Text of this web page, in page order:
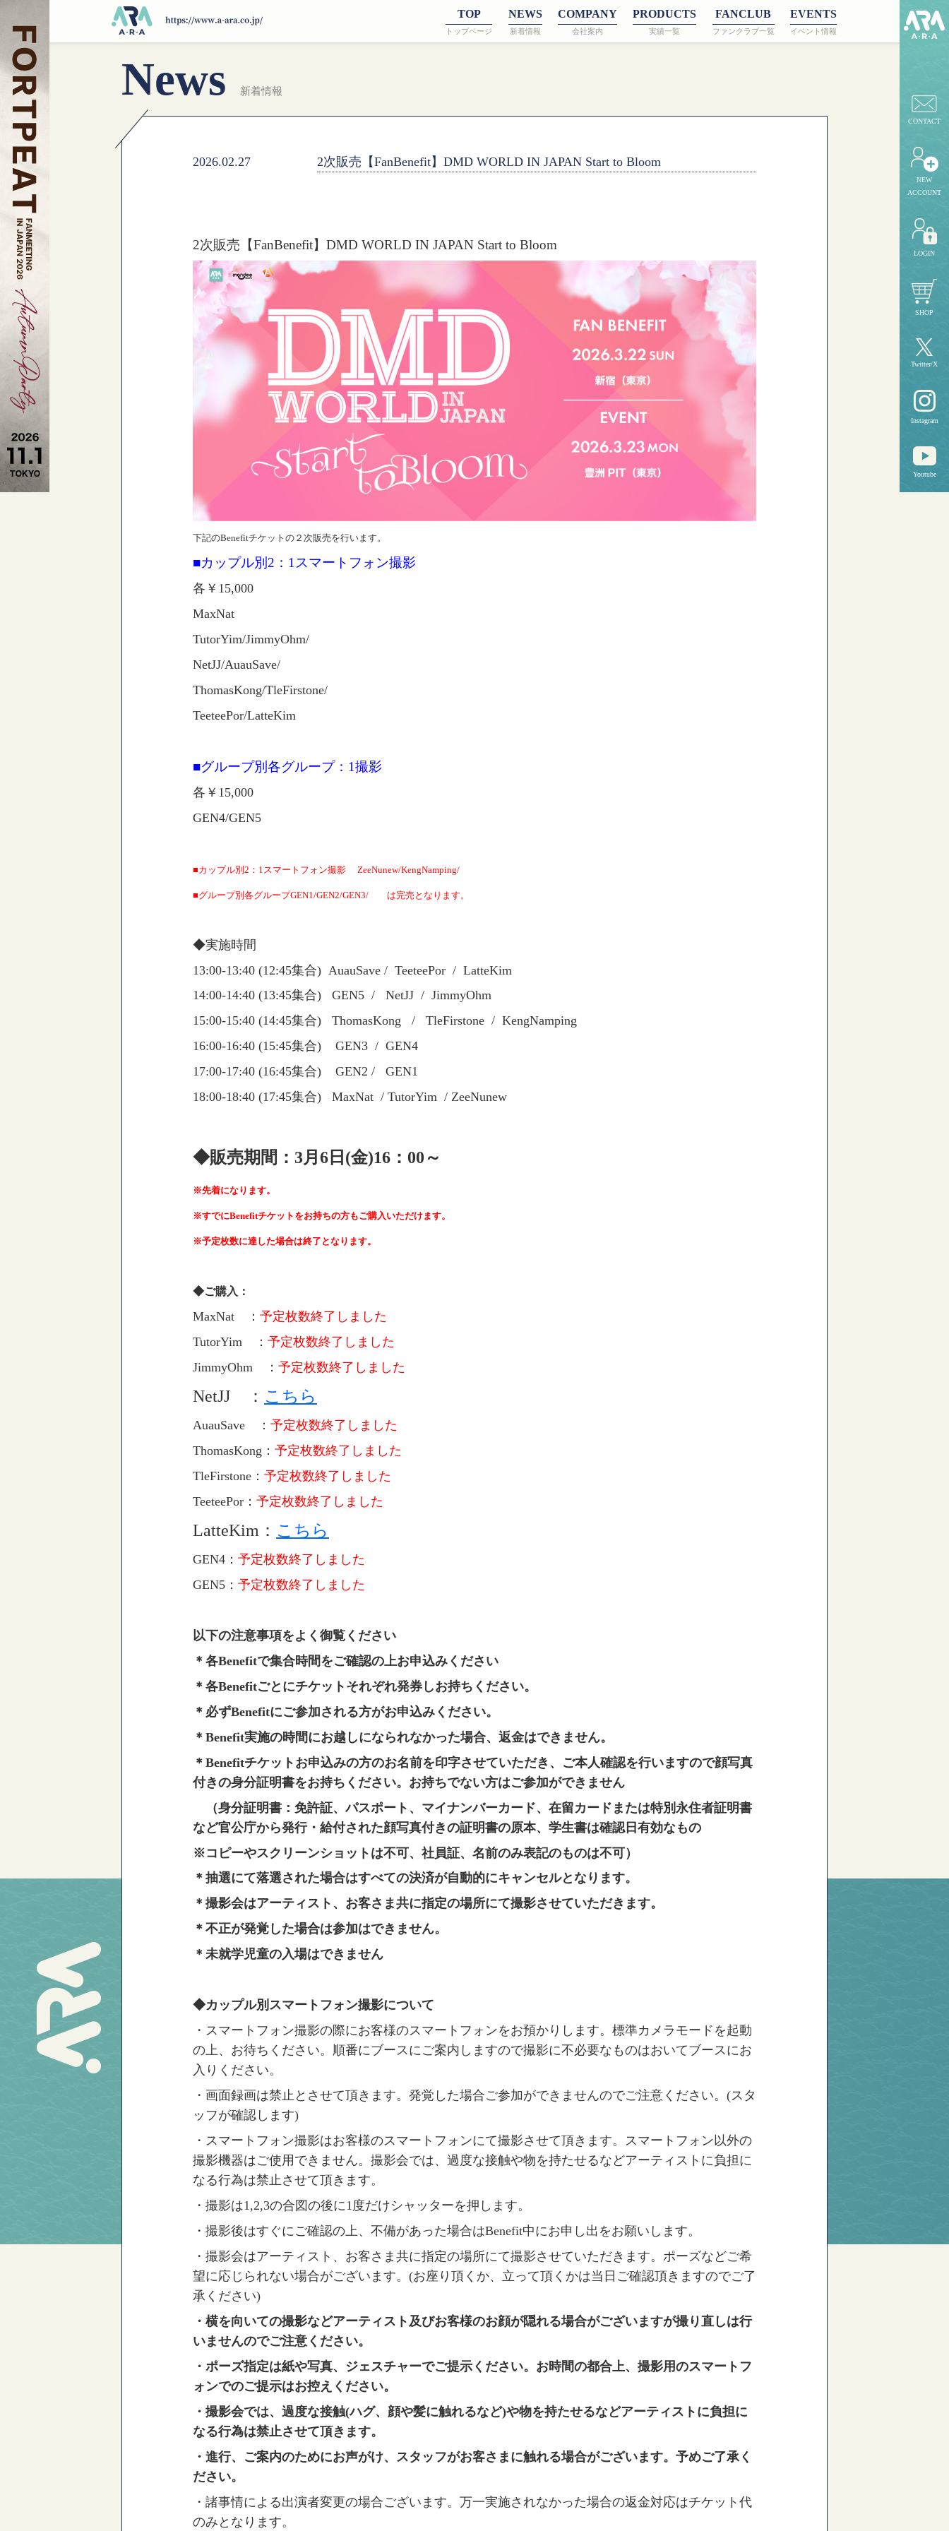
TOP
トップページ
NEWS
新着情報
COMPANY
会社案内
PRODUCTS
実績一覧
FANCLUB
ファンクラブ一覧
EVENTS
イベント情報
News 新着情報
2026.02.27 2次販売【FanBenefit】DMD WORLD IN JAPAN Start to Bloom
2次販売【FanBenefit】DMD WORLD IN JAPAN Start to Bloom
下記のBenefitチケットの２次販売を行います。
■カップル別2：1スマートフォン撮影
各￥15,000
MaxNat
TutorYim/JimmyOhm/
NetJJ/AuauSave/
ThomasKong/TleFirstone/
TeeteePor/LatteKim
■グループ別各グループ：1撮影
各￥15,000
GEN4/GEN5
■カップル別2：1スマートフォン撮影 ZeeNunew/KengNamping/
■グループ別各グループGEN1/GEN2/GEN3/ は完売となります。
◆実施時間
13:00-13:40 (12:45集合) AuauSave / TeeteePor / LatteKim
14:00-14:40 (13:45集合) GEN5 / NetJJ / JimmyOhm
15:00-15:40 (14:45集合) ThomasKong / TleFirstone / KengNamping
16:00-16:40 (15:45集合) GEN3 / GEN4
17:00-17:40 (16:45集合) GEN2 / GEN1
18:00-18:40 (17:45集合) MaxNat / TutorYim / ZeeNunew
◆販売期間：3月6 日(金)16：00～
※先着になります。
※すでにBenefitチケットをお持ちの方もご購入いただけます。
※予定枚数に達した場合は終了となります。
◆ご購入：
MaxNat ： 予定枚数終了しました
TutorYim ： 予定枚数終了しました
JimmyOhm ： 予定枚数終了しました
NetJJ ： こちら
AuauSave ： 予定枚数終了しました
ThomasKong： 予定枚数終了しました
TleFirstone： 予定枚数終了しました
TeeteePor： 予定枚数終了しました
LatteKim： こちら
GEN4： 予定枚数終了しました
GEN5： 予定枚数終了しました
以下の注意事項をよく御覧ください
＊各Benefitで集合時間をご確認の上お申込みください
＊各Benefitごとにチケットそれぞれ発券しお持ちください。
＊必ずBenefitにご参加される方がお申込みください。
＊Benefit実施の時間にお越しになられなかった場合、返金はできません。
＊Benefitチケットお申込みの方のお名前を印字させていただき、ご本人確認を行いますので顔写真
付きの身分証明書をお持ちください。お持ちでない方はご参加ができません
（身分証明書：免許証、パスポート、マイナンバーカード、在留カードまたは特別永住者証明書
など官公庁から発行・給付された顔写真付きの証明書の原本、学生書は確認日有効なもの
※コピーやスクリーンショットは不可、社員証、名前のみ表記のものは不可）
＊抽選にて落選された場合はすべての決済が自動的にキャンセルとなります。
＊撮影会はアーティスト、お客さま共に指定の場所にて撮影させていただきます。
＊不正が発覚した場合は参加はできません。
＊未就学児童の入場はできません
◆カップル別スマートフォン撮影について
・スマートフォン撮影の際にお客様のスマートフォンをお預かりします。標準カメラモードを起動
の上、お待ちください。順番にブースにご案内しますので撮影に不必要なものはおいてブースにお
入りください。
・画面録画は禁止とさせて頂きます。発覚した場合ご参加ができませんのでご注意ください。(スタ
ッフが確認します)
・スマートフォン撮影はお客様のスマートフォンにて撮影させて頂きます。スマートフォン以外の
撮影機器はご使用できません。撮影会では、過度な接触や物を持たせるなどアーティストに負担に
なる行為は禁止させて頂きます。
・撮影は1,2,3の合図の後に1度だけシャッターを押します。
・撮影後はすぐにご確認の上、不備があった場合はBenefit中にお申し出をお願いします。
・撮影会はアーティスト、お客さま共に指定の場所にて撮影させていただきます。ポーズなどご希
望に応じられない場合がございます。(お座り頂くか、立って頂くかは当日ご確認頂きますのでご了
承ください)
・横を向いての撮影などアーティスト及びお客様のお顔が隠れる場合がございますが撮り直しは行
いませんのでご注意ください。
・ポーズ指定は紙や写真、ジェスチャーでご提示ください。お時間の都合上、撮影用のスマートフ
ォンでのご提示はお控えください。
・撮影会では、過度な接触(ハグ、顔や髪に触れるなど)や物を持たせるなどアーティストに負担に
なる行為は禁止させて頂きます。
・進行、ご案内のためにお声がけ、スタッフがお客さまに触れる場合がございます。予めご了承く
ださい。
・諸事情による出演者変更の場合ございます。万一実施されなかった場合の返金対応はチケット代
のみとなります。
CONTACT
NEW
ACCOUNT
LOGIN
SHOP
Twitter/X
Instagram
Youtube